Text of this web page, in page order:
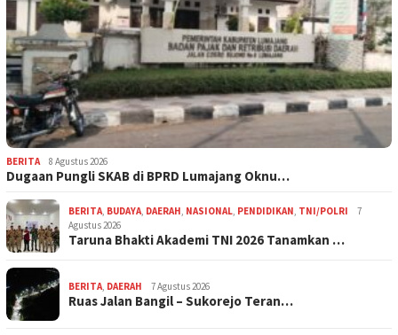
BERITA 8 Agustus 2026
Dugaan Pungli SKAB di BPRD Lumajang Oknu…
BERITA, BUDAYA, DAERAH, NASIONAL, PENDIDIKAN, TNI/POLRI
7
Agustus 2026
Taruna Bhakti Akademi TNI 2026 Tanamkan …
BERITA, DAERAH 7 Agustus 2026
Ruas Jalan Bangil – Sukorejo Teran…